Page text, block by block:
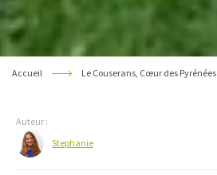
Accueil Le Couserans, Cœur des Pyrénées
Auteur :
Stephanie